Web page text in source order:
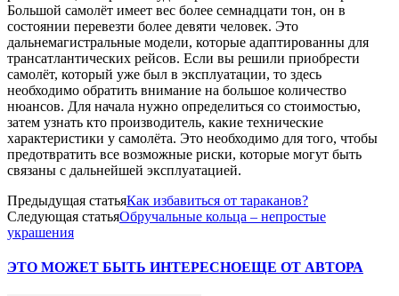
Большой самолёт имеет вес более семнадцати тон, он в
состоянии перевезти более девяти человек. Это
дальнемагистральные модели, которые адаптированны для
трансатлантических рейсов. Если вы решили приобрести
самолёт, который уже был в эксплуатации, то здесь
необходимо обратить внимание на большое количество
нюансов. Для начала нужно определиться со стоимостью,
затем узнать кто производитель, какие технические
характеристики у самолёта. Это необходимо для того, чтобы
предотвратить все возможные риски, которые могут быть
связаны с дальнейшей эксплуатацией.
Предыдущая статьяКак избавиться от тараканов?
Следующая статьяОбручальные кольца – непростые
украшения
ЭТО МОЖЕТ БЫТЬ ИНТЕРЕСНОЕЩЕ ОТ АВТОРА